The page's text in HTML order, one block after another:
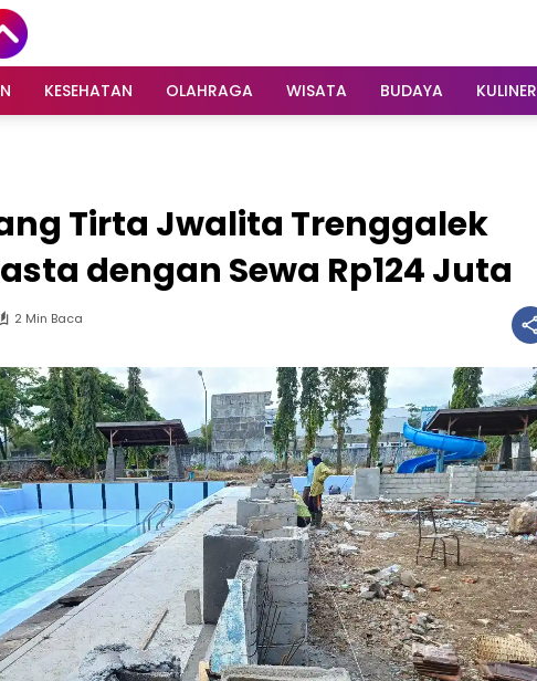
KESEHATAN OLAHRAGA WISATA BUDAYA KULINER
Tirta Jwalita Trenggalek
dengan Sewa Rp124 Juta
2 Min Baca